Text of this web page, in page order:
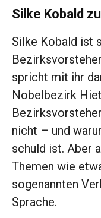
Silke Kobald
Silke Kobald ist
spricht mit ihr
Nobelbezirk
nicht – und
schuld ist. Aber
Themen wie
sogenannten
Sprache.